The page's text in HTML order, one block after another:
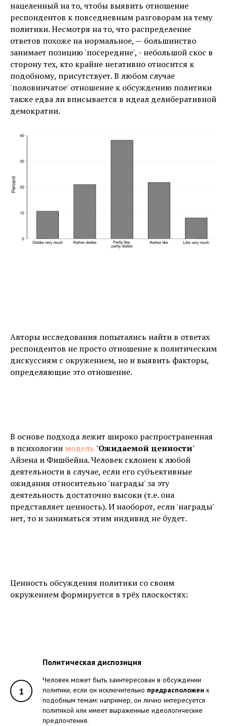
нацеленный на то, чтобы выявить отношение
респондентов к повседневным разговорам на тему
политики. Несмотря на то, что распределение
ответов похоже на нормальное, — большинство
занимает позицию 'посередине', - небольшой скос в
сторону тех, кто крайне негативно относится к
подобному, присутствует. В любом случае
'половинчатое' отношение к обсуждению политики
также едва ли вписывается в идеал делиберативной
демократии.
Авторы исследования попытались найти в ответах
респондентов не просто отношение к политическим
дискуссиям с окружением, но и выявить факторы,
определяющие это отношение.
В основе подхода лежит широко распространенная
в психологии модель 'Ожидаемой ценности'
Айзена и Фишбейна. Человек склонен к любой
деятельности в случае, если его субъективные
ожидания относительно 'награды' за эту
деятельность достаточно высоки (т.е. она
представляет ценность). И наоборот, если 'награды'
нет, то и заниматься этим индивид не будет.
Ценность обсуждения политики со своим
окружением формируется в трёх плоскостях:
1
Политическая диспозиция
Человек может быть заинтересован в обсуждении
политики, если он исключительно предрасположен к
подобным темам: например, он лично интересуется
политикой или имеет выраженные идеологические
предпочтения.